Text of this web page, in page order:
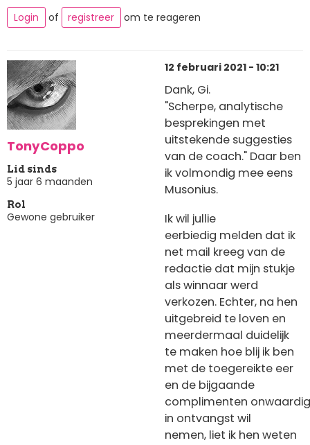
Login of registreer om te reageren
TonyCoppo
Lid sinds
5 jaar 6 maanden
Rol
Gewone gebruiker
12 februari 2021 - 10:21
Dank, Gi.
"Scherpe, analytische
besprekingen met
uitstekende suggesties
van de coach." Daar ben
ik volmondig mee eens
Musonius.
Ik wil jullie
eerbiedig melden dat ik
net mail kreeg van de
redactie dat mijn stukje
als winnaar werd
verkozen. Echter, na hen
uitgebreid te loven en
meerdermaal duidelijk
te maken hoe blij ik ben
met de toegereikte eer
en de bijgaande
complimenten onwaardig
in ontvangst wil
nemen, liet ik hen weten